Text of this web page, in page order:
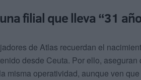
filial que lleva “31
de Atlas recuerdan el
desde Ceuta. Por ello,
misma operatividad, aunque ven